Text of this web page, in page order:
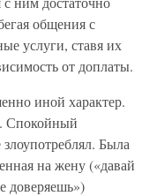
общения с
услуги, ставя их
от доплаты.
иной характер.
Спокойный
Была
на жену («давай
доверяешь»)